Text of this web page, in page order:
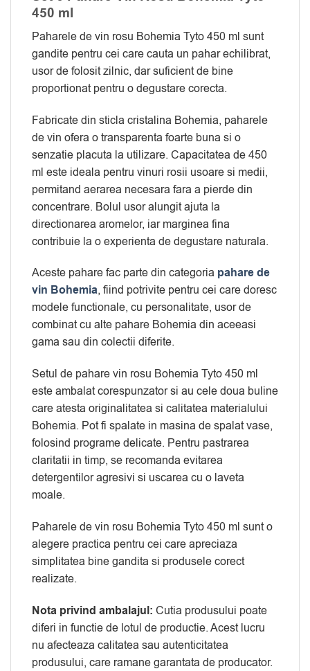
450 ml
Paharele de vin rosu Bohemia Tyto 450 ml sunt
gandite pentru cei care cauta un pahar echilibrat,
usor de folosit zilnic, dar suficient de bine
proportionat pentru o degustare corecta.
Fabricate din sticla cristalina Bohemia, paharele
de vin ofera o transparenta foarte buna si o
senzatie placuta la utilizare. Capacitatea de 450
ml este ideala pentru vinuri rosii usoare si medii,
permitand aerarea necesara fara a pierde din
concentrare. Bolul usor alungit ajuta la
directionarea aromelor, iar marginea fina
contribuie la o experienta de degustare naturala.
Aceste pahare fac parte din categoria pahare de
vin Bohemia, fiind potrivite pentru cei care doresc
modele functionale, cu personalitate, usor de
combinat cu alte pahare Bohemia din aceeasi
gama sau din colectii diferite.
Setul de pahare vin rosu Bohemia Tyto 450 ml
este ambalat corespunzator si au cele doua buline
care atesta originalitatea si calitatea materialului
Bohemia. Pot fi spalate in masina de spalat vase,
folosind programe delicate. Pentru pastrarea
claritatii in timp, se recomanda evitarea
detergentilor agresivi si uscarea cu o laveta
moale.
Paharele de vin rosu Bohemia Tyto 450 ml sunt o
alegere practica pentru cei care apreciaza
simplitatea bine gandita si produsele corect
realizate.
Nota privind ambalajul: Cutia produsului poate
diferi in functie de lotul de productie. Acest lucru
nu afecteaza calitatea sau autenticitatea
produsului, care ramane garantata de producator.